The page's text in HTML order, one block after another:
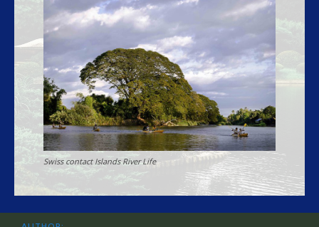
Swiss contact Islands River Life